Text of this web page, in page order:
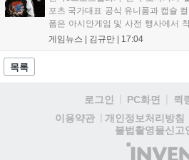
포츠 국가대표 공식 유니폼과 캡슐
폼은 아시안게임 및 사전 행사에서
구성된 컬렉션은 오는 8월 28일부터
게임뉴스 | 김규만 17:04
목록
로그인 PC화면 퀵
이용약관
개인정보처리방침
불법촬영물신고
(주)